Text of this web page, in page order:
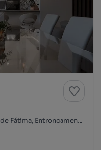
Rua da Sobreira, Nossa Senhora de Fátima, Entroncamento, Santarém